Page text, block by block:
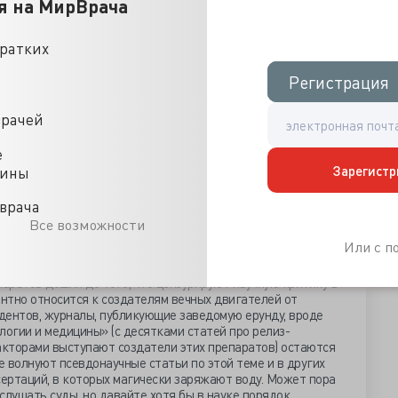
на МирВрача
Все возможности
Регистрация
Регистрация
Или с
препараты» являются банальной гомеопатией, так как
вещества»;
очень дорогой сахар, который не может помочь в
лечебным воздействием»;
ЭРГОФЕРОН».
СОЦИАЛЬНЫХ ПРОЕКТОВ» возложена обязанность
данное опровержение».
что вечные двигатели работают, гомеопатия
И, конечно, в судах побеждают те у кого
это позор. И да, это снова и снова первая глава
к научному сообществу.
дошли до того, что цензурируют научную критику в
относится к создателям вечных двигателей от
журналы, публикующие заведомую ерунду, вроде
и медицины» (с десятками статей про релиз-
выступают создатели этих препаратов) остаются
волнуют псевдонаучные статьи по этой теме и в других
в которых магически заряжают воду. Может пора
суды, но давайте хотя бы в науке порядок